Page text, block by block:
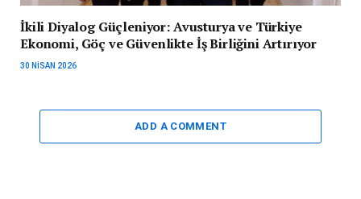
İkili Diyalog Güçleniyor: Avusturya ve Türkiye
Ekonomi, Göç ve Güvenlikte İş Birliğini Artırıyor
30 NISAN 2026
ADD A COMMENT